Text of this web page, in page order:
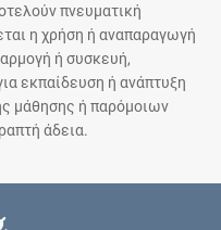
πνευματική
η χρήση ή αναπαραγωγή
ή συσκευή,
εκπαίδευση ή ανάπτυξη
μάθησης ή παρόμοιων
άδεια.